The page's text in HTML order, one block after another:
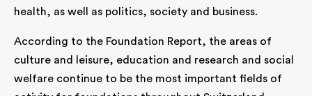
health, as well as politics, society and business.
According to the Foundation Report, the areas of
culture and leisure, education and research and social
welfare continue to be the most important fields of